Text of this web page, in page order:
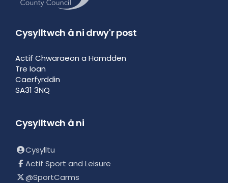
Cysylltwch â ni drwy'r post
Actif Chwaraeon a Hamdden
Tre Ioan
Caerfyrddin
SA31 3NQ
Cysylltwch â ni
Cysylltu
Actif Sport and Leisure
@SportCarms